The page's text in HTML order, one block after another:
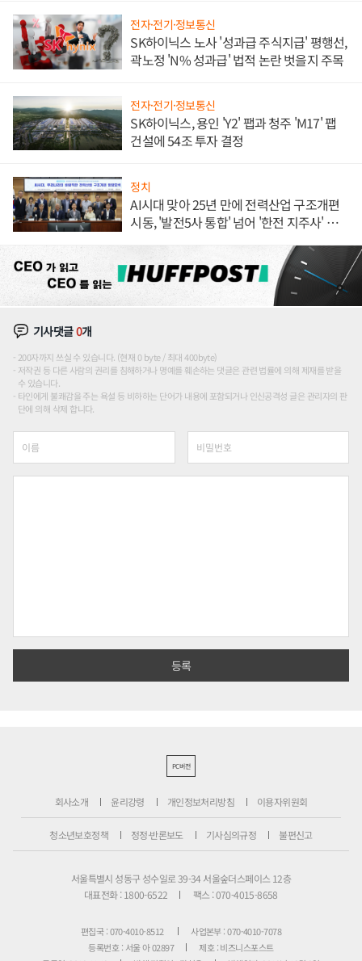
전자·전기·정보통신
SK하이닉스 노사 '성과급 주식지급' 평행선,
곽노정 'N% 성과급' 법적 논란 벗을지 주목
전자·전기·정보통신
SK하이닉스, 용인 'Y2' 팹과 청주 'M17' 팹
건설에 54조 투자 결정
정치
AI시대 맞아 25년 만에 전력산업 구조개편
시동, '발전5사 통합' 넘어 '한전 지주사' 재편
기사댓글0개
200자까지 쓰실 수 있습니다. (현재 0 byte / 최대 400byte)
저작권 등 다른 사람의 권리를 침해하거나 명예를 훼손하는 댓글은 관련 법률에 의해 제재를 받을
수 있습니다.
타인에게 불쾌감을 주는 욕설 등 비하하는 단어가 내용에 포함되거나 인신공격성 글은 관리자의 판
단에 의해 삭제 합니다.
PC버전
회사소개 윤리강령 개인정보처리방침 이용자위원회
청소년보호정책 정정·반론보도 기사심의규정 불편신고
서울특별시 성동구 성수일로 39-34 서울숲더스페이스 12층
대표전화 : 1800-6522
팩스 : 070-4015-8658
편집국 : 070-4010-8512
사업본부 : 070-4010-7078
등록번호 : 서울 아 02897
제호 : 비즈니스포스트